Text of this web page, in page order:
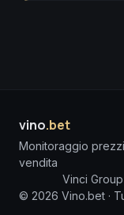
vino.bet
Monitoraggio
vendita
Vinci
© 2026 Vino.bet ·